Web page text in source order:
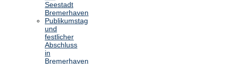
Seestadt
Bremerhaven
Publikumstag
und
festlicher
Abschluss
in
Bremerhaven